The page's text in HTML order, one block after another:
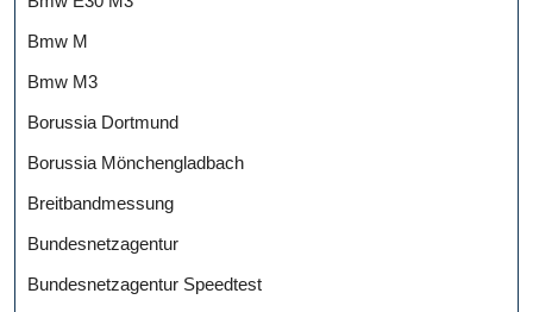
Bmw M
Bmw M3
Borussia Dortmund
Borussia Mönchengladbach
Breitbandmessung
Bundesnetzagentur
Bundesnetzagentur Speedtest